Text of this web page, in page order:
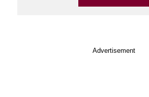
Advertisement